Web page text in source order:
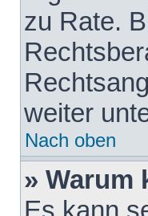
zu Rate.
weiter
Nach oben
» Warum
Es kann